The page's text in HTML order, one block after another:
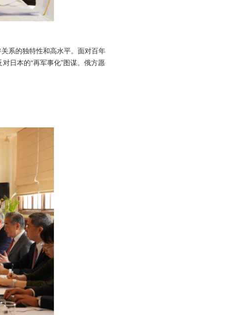
系的独特性和高水平。面对百年
日本的“再军事化”图谋。俄方愿